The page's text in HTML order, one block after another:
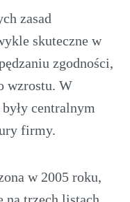
zasad
skuteczne w
zgodności,
wzrostu. W
centralnym
firmy.
w 2005 roku,